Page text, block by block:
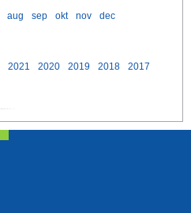
aug sep okt nov dec
2021 2020 2019 2018
2017